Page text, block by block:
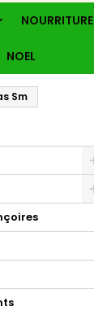
NOURRITURE
NOEL
Sm